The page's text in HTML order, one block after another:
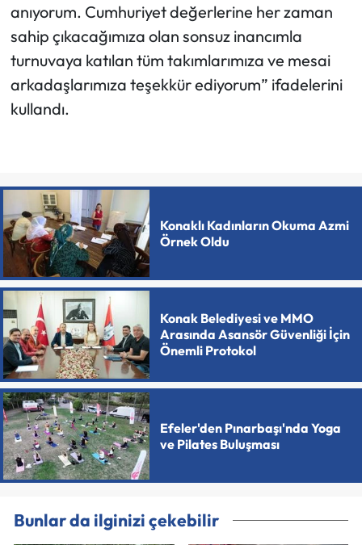
anıyorum. Cumhuriyet değerlerine her zaman
sahip çıkacağımıza olan sonsuz inancımla
turnuvaya katılan tüm takımlarımıza ve mesai
arkadaşlarımıza teşekkür ediyorum” ifadelerini
kullandı.
Konaklı Kadınların Okuma Azmi
Örnek Oldu
Konak Belediyesi ve MMO
Arasında Asansör Güvenliği İçin
Önemli Protokol
Efeler'den Pınarbaşı'nda Yoga
ve Pilates Buluşması
Bunlar da ilginizi çekebilir